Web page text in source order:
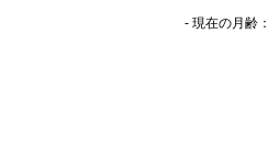
- 現在の月齢：